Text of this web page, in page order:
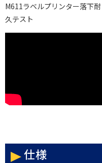
M611ラベルプリンター落下耐
久テスト
仕様